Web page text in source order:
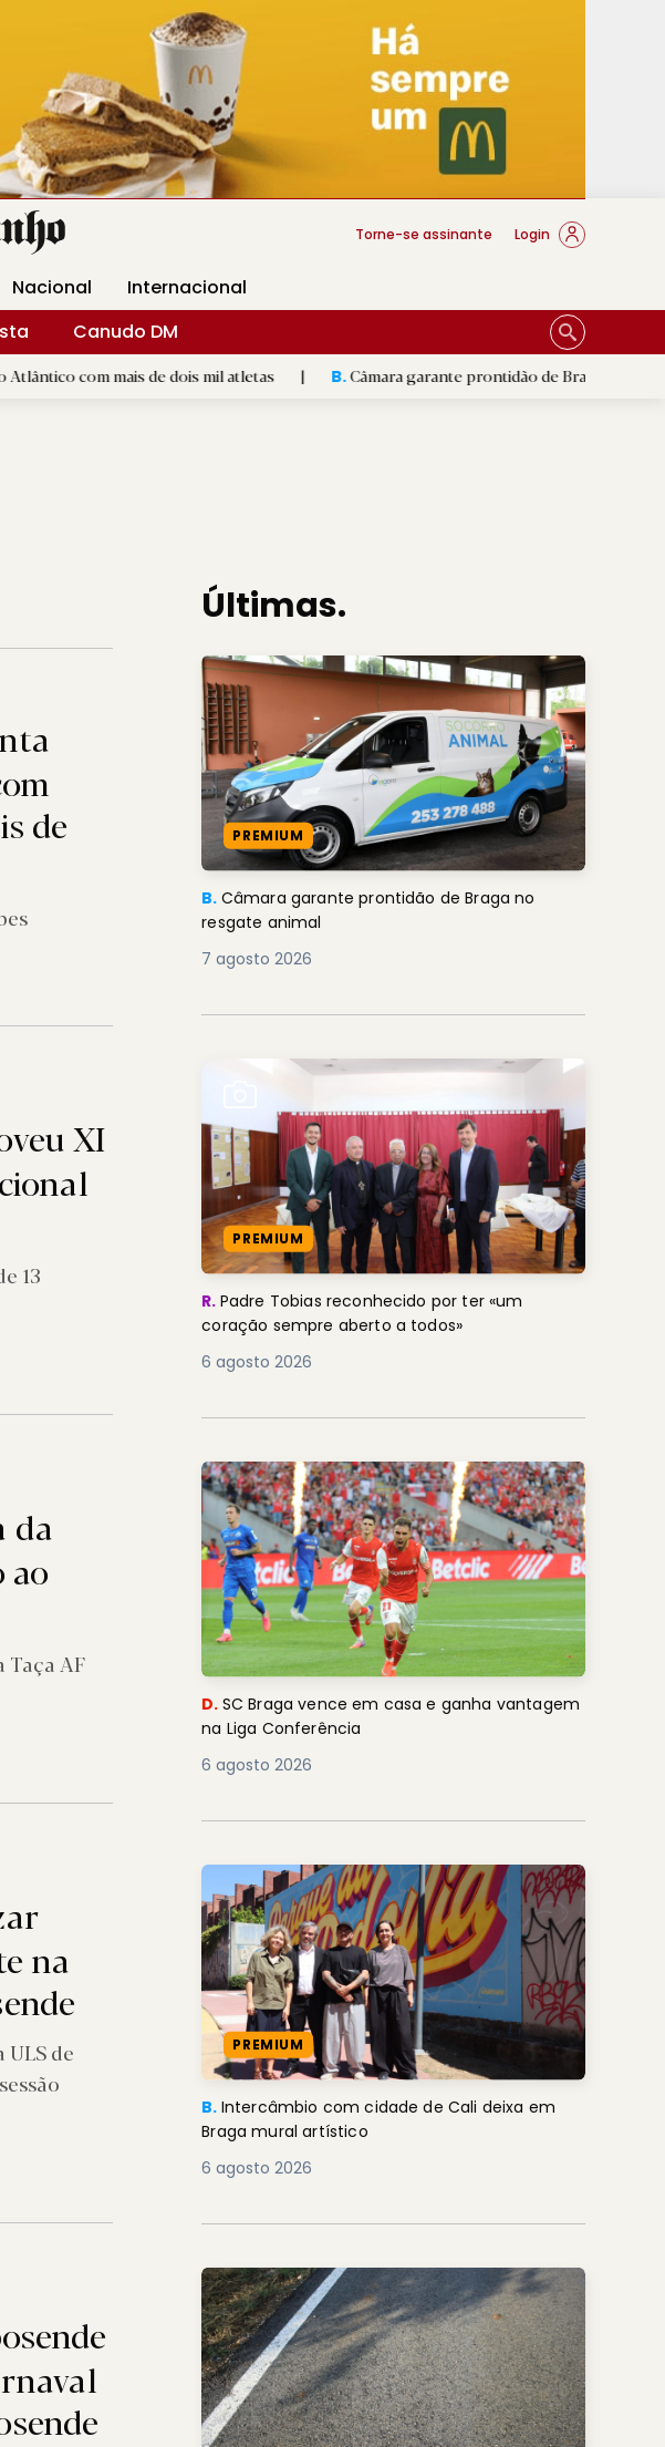
DM Arquidiocese Braga
Torne-se assinante Login
Nacional
Internacional
Canudo DM
mais de dois mil atletas | B.Câmara garante prontidão de Braga no resgate animal
de
XI
13
da
ao
Taça AF
na
de
Últimas.
PREMIUM
B. Câmara garante prontidão de Braga no
resgate animal
7 agosto 2026
PREMIUM
R. Padre Tobias reconhecido por ter «um
coração sempre aberto a todos»
6 agosto 2026
D. SC Braga vence em casa e ganha vantagem
na Liga Conferência
6 agosto 2026
PREMIUM
B. Intercâmbio com cidade de Cali deixa em
Braga mural artístico
6 agosto 2026